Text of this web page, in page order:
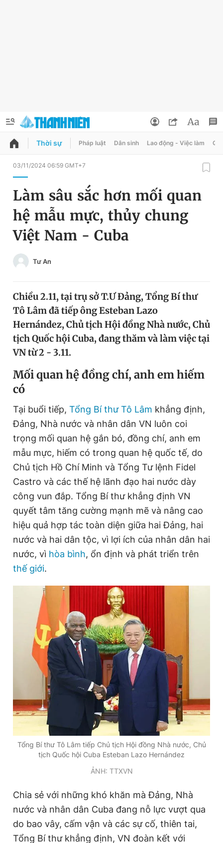
QUẢNG CÁO
Chuyên mục
Chuyên mục khác
Chào ngày mới
Tin thị trường
Video Magazine
Sản phẩm khác
Tiện ích Bạn cần biết
Thông tin tòa soạn Liên hệ quảng cáo
Đọc Thanh Niên trên điện thoại
Theo dõi báo trên
Hotline
Quảng cáo RSS
Tổng biên tập: Nguyễn Ngọc Toàn
Phó tổng biên tập thường trực: Hải Thành
Phó tổng biên tập: Lâm Hiếu Dũng
Phó tổng biên tập: Trần Việt Hưng
Tổng thư ký tòa soạn: Đức Trung
Giấy phép xuất bản số 110/GP - BTTTT cấp ngày 24.3.2020
© 2003-2026 Bản quyền thuộc về Báo Thanh Niên. Cấm sao
chép dưới mọi hình thức nếu không có sự chấp thuận bằng văn
bản. Phát triển bởi ePi Technologies, JSC.
Đổi mật khẩu
Tin đã lưu
Tin đã xem
Thời sự Pháp luật Dân sinh Lao động - Việc làm
03/11/2024 06:59 GMT+7
Làm sâu sắc hơn mối quan
hệ mẫu mực, thủy chung
Việt Nam - Cuba
Tư An
Chiều 2.11, tại trụ sở T.Ư Đảng, Tổng Bí thư
Tô Lâm đã tiếp ông Esteban Lazo
Hernández, Chủ tịch Hội đồng Nhà nước, Chủ
tịch Quốc hội Cuba, đang thăm và làm việc tại
VN từ 2 - 3.11.
Mối quan hệ đồng chí, anh em hiếm
có
Tại buổi tiếp, Tổng Bí thư Tô Lâm khẳng định,
Đảng, Nhà nước và nhân dân VN luôn coi
trọng mối quan hệ gắn bó, đồng chí, anh em
mẫu mực, hiếm có trong quan hệ quốc tế, do
Chủ tịch Hồ Chí Minh và Tổng Tư lệnh Fidel
Castro và các thế hệ lãnh đạo hai nước dày
công vun đắp. Tổng Bí thư khẳng định VN
quyết tâm tăng cường mạnh mẽ và nâng cao
hiệu quả hợp tác toàn diện giữa hai Đảng, hai
nước và hai dân tộc, vì lợi ích của nhân dân hai
nước, vì hòa bình, ổn định và phát triển trên
thế giới.
Tổng Bí thư Tô Lâm tiếp Chủ tịch Hội đồng Nhà nước, Chủ
tịch Quốc hội Cuba Esteban Lazo Hernández
ẢNH: TTXVN
Chia sẻ với những khó khăn mà Đảng, Nhà
nước và nhân dân Cuba đang nỗ lực vượt qua
do bao vây, cấm vận và các sự cố, thiên tai,
Tổng Bí thư khẳng định, VN đoàn kết với